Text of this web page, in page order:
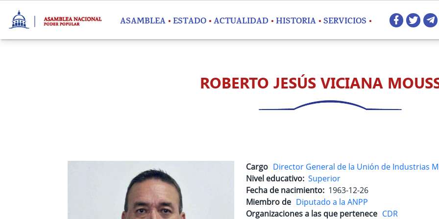
ASAMBLEA ESTADO ACTUALIDAD HISTORIA SERVICIOS
ROBERTO JESÚS VICIANA
Cargo Director General de la Unión de Industrias
Nivel educativo Superior
Fecha de nacimiento 1963-12-26
Miembro de Diputado a la ANPP
Organizaciones a las que pertenece CDR